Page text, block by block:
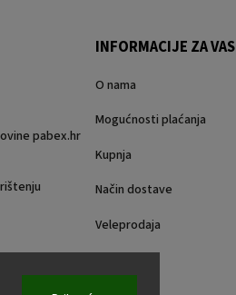
pabex.hr
INFORMACIJE ZA VAS
O nama
Mogućnosti plaćanja
Kupnja
Način dostave
Veleprodaja